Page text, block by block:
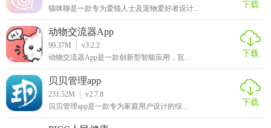
猫咪聊是一款专为爱猫人士及宠物爱好者设计...
下载
动物交流器App
99.37M
v3.2.2
动物交流器App是一款创新型智能应用，旨...
下载
贝贝管理app
231.52M
v2.7.8
贝贝管理app是一款专为家庭用户设计的综...
下载